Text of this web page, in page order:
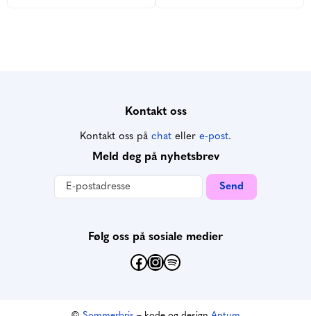
Kontakt oss
Kontakt oss på chat eller e-post.
Følg oss på sosiale medier
Facebook
Instagram
Spotify
Meld deg på nyhetsbrev